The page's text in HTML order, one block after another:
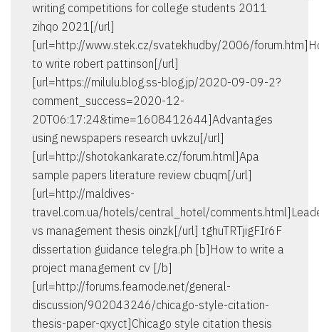
writing competitions for college students 2011
zihqo 2021[/url]
[url=http://www.stek.cz/svatekhudby/2006/
to write robert pattinson[/url]
[url=https://milulu.blog.ss-blog.jp/2020-09-09-2?
comment_success=2020-12-
20T06:17:24&time=1608412644]Advantages
using newspapers research uvkzu[/url]
[url=http://shotokankarate.cz/forum.html]Apa
sample papers literature review cbuqm[/url]
[url=http://maldives-
travel.com.ua/hotels/central_hotel/
vs management thesis oinzk[/url] tghuTRTjigFIr6F
dissertation guidance telegra.ph [b]How to write a
project management cv [/b]
[url=http://forums.fearnode.net/general-
discussion/902043246/chicago-style-citation-
thesis-paper-qxyct]Chicago style citation thesis